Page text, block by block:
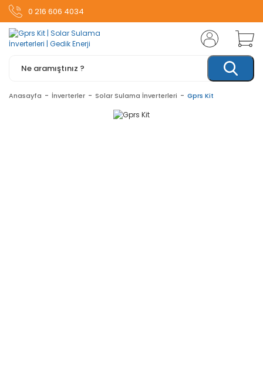
0 216 606 4034
Anasayfa İnverterler Solar Sulama İnverterleri Gprs Kit